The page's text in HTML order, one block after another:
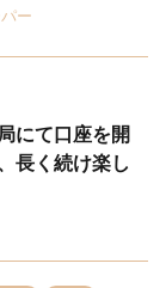
ー
にて口座を開
長く続け楽し